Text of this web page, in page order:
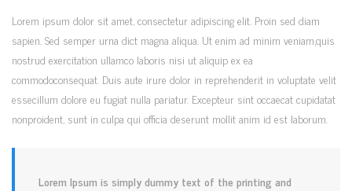
Lorem ipsum dolor sit amet, consectetur adipiscing elit. Proin sed diam
sapien. Sed semper urna dict magna aliqua. Ut enim ad minim veniam,quis
nostrud exercitation ullamco laboris nisi ut aliquip ex ea
commodoconsequat. Duis aute irure dolor in reprehenderit in voluptate velit
essecillum dolore eu fugiat nulla pariatur. Excepteur sint occaecat cupidatat
nonproident, sunt in culpa qui officia deserunt mollit anim id est laborum.
Lorem Ipsum is simply dummy text of the printing and